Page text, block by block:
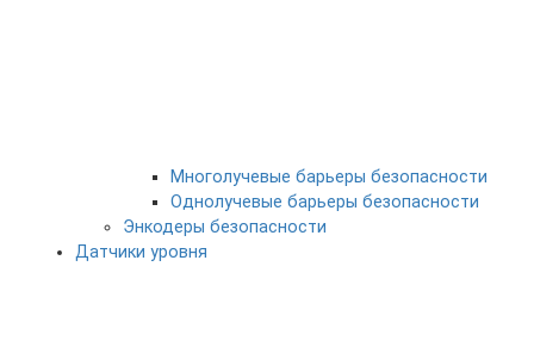
Многолучевые барьеры безопасности
Однолучевые барьеры безопасности
Энкодеры безопасности
Датчики уровня